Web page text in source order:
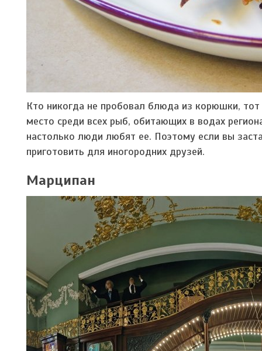
Кто никогда не пробовал блюда из корюшки,
место среди всех рыб, обитающих в водах
настолько люди любят ее. Поэтому если вы
приготовить для иногородних друзей.
Марципан